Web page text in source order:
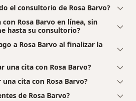
el consultorio de Rosa Barvo?
Rosa Barvo en línea, sin
hasta su consultorio?
a Rosa Barvo al finalizar la
una cita con Rosa Barvo?
cita con Rosa Barvo?
de Rosa Barvo?